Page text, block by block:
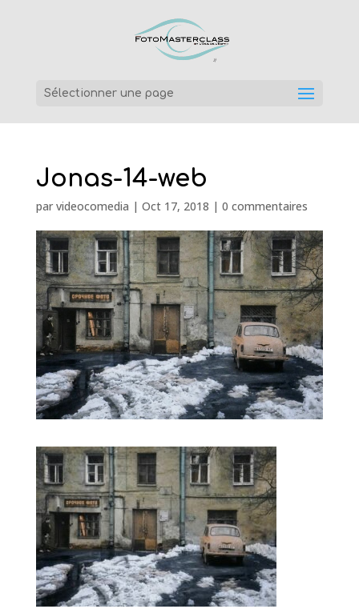
Sélectionner une page
Jonas-14-web
par videocomedia | Oct 17, 2018 | 0 commentaires